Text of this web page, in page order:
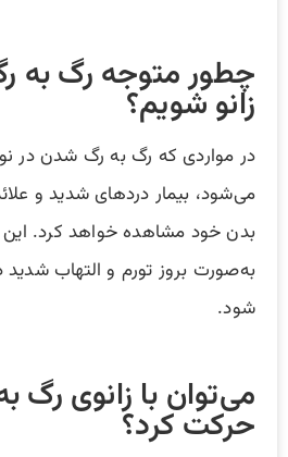
چطور متوجه رگ به
زانو شویم؟
در مواردی که رگ به رگ شدن در
می‌شود، بیمار درد‌های شدید و
بدن خود مشاهده خواهد کرد.
به‌صورت بروز تورم و التهاب شدید
شود.
می‌توان با زانوی رگ
حرکت کرد؟